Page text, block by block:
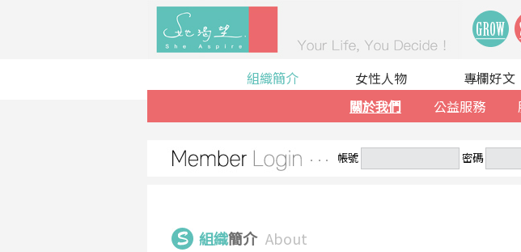
組織簡介
關於我們
公益服務
女性人物 專欄好文
帳號 密碼
組織簡介 About